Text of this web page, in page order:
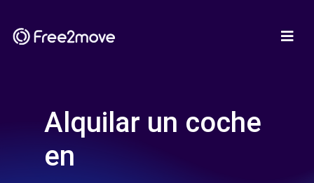
Alquilar un coche
en